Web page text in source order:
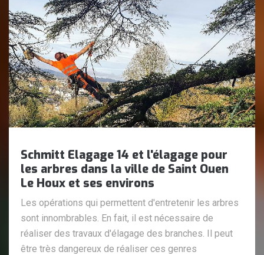
Schmitt Elagage 14 et l'élagage pour
les arbres dans la ville de Saint Ouen
Le Houx et ses environs
Les opérations qui permettent d'entretenir les arbres
sont innombrables. En fait, il est nécessaire de
réaliser des travaux d'élagage des branches. Il peut
être très dangereux de réaliser ces genres